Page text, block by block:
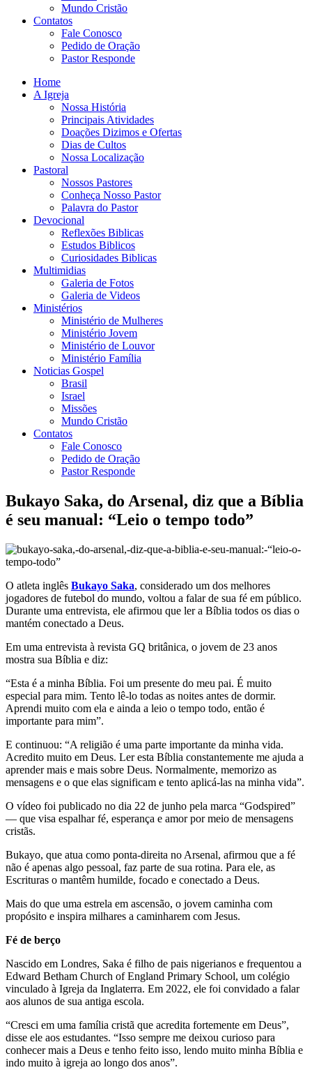
Mundo Cristão
Contatos
Fale Conosco
Pedido de Oração
Pastor Responde
Home
A Igreja
Nossa História
Principais Atividades
Doações Dizimos e Ofertas
Dias de Cultos
Nossa Localização
Pastoral
Nossos Pastores
Conheça Nosso Pastor
Palavra do Pastor
Devocional
Reflexões Biblicas
Estudos Biblicos
Curiosidades Biblicas
Multimidias
Galeria de Fotos
Galeria de Videos
Ministérios
Ministério de Mulheres
Ministério Jovem
Ministério de Louvor
Ministério Família
Noticias Gospel
Brasil
Israel
Missões
Mundo Cristão
Contatos
Fale Conosco
Pedido de Oração
Pastor Responde
Bukayo Saka, do Arsenal, diz que a Bíblia
é seu manual: “Leio o tempo todo”
O atleta inglês Bukayo Saka, considerado um dos melhores
jogadores de futebol do mundo, voltou a falar de sua fé em público.
Durante uma entrevista, ele afirmou que ler a Bíblia todos os dias o
mantém conectado a Deus.
Em uma entrevista à revista GQ britânica, o jovem de 23 anos
mostra sua Bíblia e diz:
“Esta é a minha Bíblia. Foi um presente do meu pai. É muito
especial para mim. Tento lê-lo todas as noites antes de dormir.
Aprendi muito com ela e ainda a leio o tempo todo, então é
importante para mim”.
E continuou: “A religião é uma parte importante da minha vida.
Acredito muito em Deus. Ler esta Bíblia constantemente me ajuda a
aprender mais e mais sobre Deus. Normalmente, memorizo ​​as
mensagens e o que elas significam e tento aplicá-las na minha vida”.
O vídeo foi publicado no dia 22 de junho pela marca “Godspired”
— que visa espalhar fé, esperança e amor por meio de mensagens
cristãs.
Bukayo, que atua como ponta-direita no Arsenal, afirmou que a fé
não é apenas algo pessoal, faz parte de sua rotina. Para ele, as
Escrituras o mantêm humilde, focado e conectado a Deus.
Mais do que uma estrela em ascensão, o jovem caminha com
propósito e inspira milhares a caminharem com Jesus.
Fé de berço
Nascido em Londres, Saka é filho de pais nigerianos e frequentou a
Edward Betham Church of England Primary School, um colégio
vinculado à Igreja da Inglaterra. Em 2022, ele foi convidado a falar
aos alunos de sua antiga escola.
“Cresci em uma família cristã que acredita fortemente em Deus”,
disse ele aos estudantes. “Isso sempre me deixou curioso para
conhecer mais a Deus e tenho feito isso, lendo muito minha Bíblia e
indo muito à igreja ao longo dos anos”.